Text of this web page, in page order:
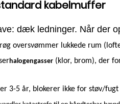
kabelmuffer
dæk ledninger. Når der
oversvømmer lukkede rum
halogengasser (klor, brom), der
3-5 år, blokerer ikke for støv/